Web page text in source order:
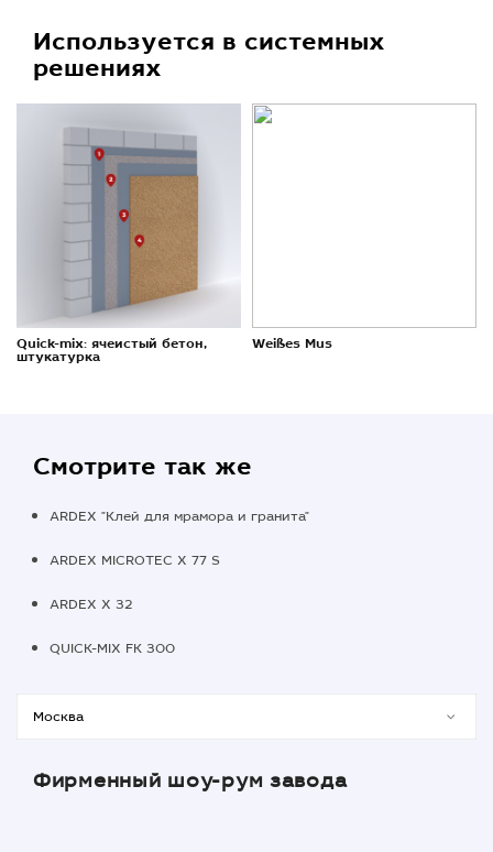
Используется в системных
решениях
Quick-mix: ячеистый бетон,
штукатурка
Weißes Mus
Смотрите так же
ARDEX "Клей для мрамора и гранита"
ARDEX MICROTEC X 77 S
ARDEX X 32
QUICK-MIX FK 300
Фирменный шоу-рум завода